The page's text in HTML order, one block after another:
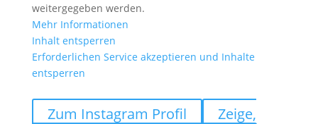
weitergegeben werden.
Mehr Informationen
Inhalt entsperren
Erforderlichen Service akzeptieren und Inhalte
entsperren
Zum Instagram Profil
Zeige,